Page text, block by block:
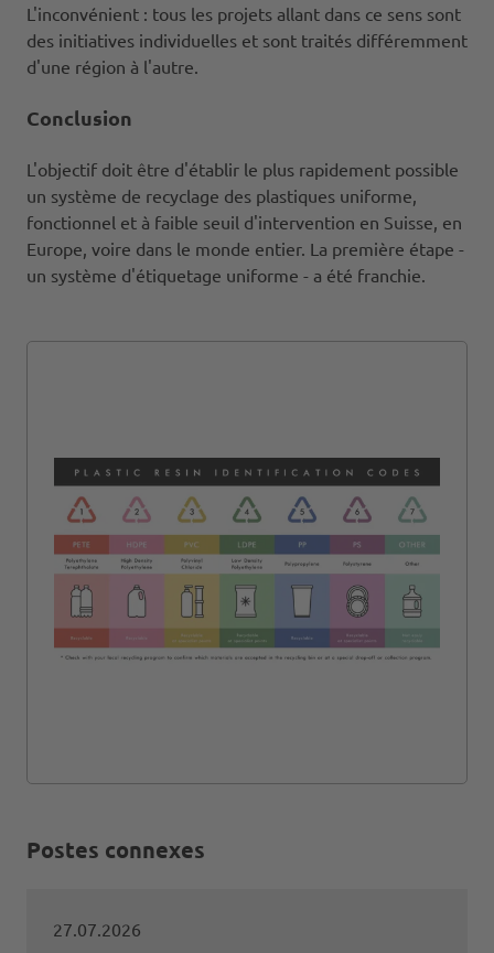
L'inconvénient : tous les projets allant dans ce sens sont
des initiatives individuelles et sont traités différemment
d'une région à l'autre.
Conclusion
L'objectif doit être d'établir le plus rapidement possible
un système de recyclage des plastiques uniforme,
fonctionnel et à faible seuil d'intervention en Suisse, en
Europe, voire dans le monde entier. La première étape -
un système d'étiquetage uniforme - a été franchie.
Postes connexes
27.07.2026